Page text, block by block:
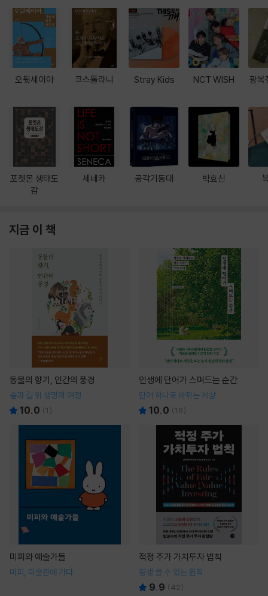
오뒷세이아
포켓몬 생태도
감
코스톨라니
세네카
Stray Kids
공각기동대
NCT WISH
박효신
광복
지금 이 책
동물의 향기, 인간의 풍경
숲과 길 위 생명의 여정
10.0 (1 )
인생에 단어가 스며드는 순간
단어 하나로 바뀌는 세상
10.0 (16)
미피와 예술가들
미피, 미술관에 가다
적정 주가 가치투자 법칙
평생 쓸 수 있는 원칙
9.9 (42)